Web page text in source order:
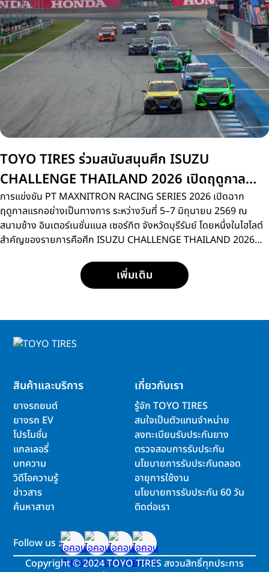
TOYO TIRES ร่วมสนับสนุนศึก ISUZU
CHALLENGE THAILAND 2026 เปิดฤดูกาล
สนามแรกที่บุรีรัมย์
การแข่งขัน PT MAXNITRON RACING SERIES 2026 เปิดฉาก
ฤดูกาลแรกอย่างเป็นทางการ ระหว่างวันที่ 5–7 มิถุนายน 2569 ณ
สนามช้าง อินเตอร์เนชั่นแนล เซอร์กิต จังหวัดบุรีรัมย์ โดยหนึ่งในไฮไลต์
สำคัญของรายการคือศึก ISUZU CHALLENGE THAILAND 2026
15 คน ได้ลงสนามประชันความเร็วด้วยรถแข่ง ISUZU D-MAX
SPACECAB 2.2 Ddi MAXFORCE ภายใต้มาตรฐานการแข่งขัน
เพิ่มเติม
สินค้าและบริการ
ยางรถยนต์
ยางรถ EV
โปรโมชั่น
แกลเลอรี่
บทความ
วิดีโอความรู้
ข่าวสาร
ค้นหาสาขา
เกี่ยวกับเรา
รู้จัก TOYO TIRES
สนใจเป็นตัวแทนจำหน่าย
ลงทะเบียนรับประกันยาง
ตรวจสอบการรับประกัน
นโยบายการรับประกันตลอด
อายุการใช้งาน
นโยบายการรับประกัน 60 วัน
ติดต่อเรา
Follow us :
Copyright©2024 TOYO TIRES สงวนสิทธิ์ทุกประการ